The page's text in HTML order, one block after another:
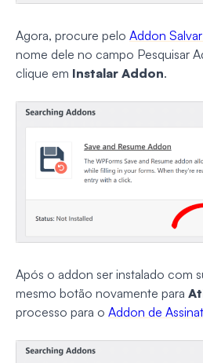
Agora, procure pelo Addon
nome dele no campo Pesquisar
clique em Instalar Addon.
Após o addon ser instalado com
mesmo botão novamente para
processo para o Addon de